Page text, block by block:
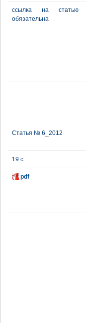
ссылка на статью
обязательна
Статья № 6_2012
19 с.
pdf